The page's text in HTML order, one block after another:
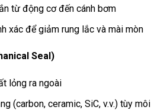
từ động cơ đến cánh bơm
xác để giảm rung lắc và mài mòn
Seal)
lỏng ra ngoài
(carbon, ceramic, SiC, v.v.) tùy môi